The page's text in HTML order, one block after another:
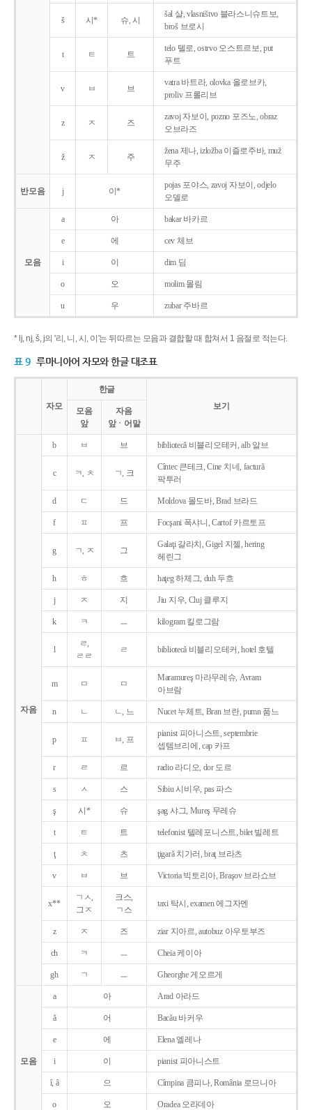
š 시* 슈, 시
šal 샬, vlasništvo 블라스니슈트보,
broš 브로시
t ㅌ 트
telo 텔로, ostrvo 오스트르보, put
푸트
v ㅂ 브
vatra 바트라, olovka 올로브카,
proliv 프롤리브
z ㅈ 즈
zavoj 자보이, pozno 포즈노, obraz
오브라즈
ž ㅈ 주
žena 제나, izložba 이즐로주바, muž
무주
반모음 j 이*
pojas 포야스, zavoj 자보이, odjelo
오델로
모음
a 아 bakar 바카르
e 에 cev 체브
i 이 dim 딤
o 오 molim 몰림
u 우 zubar 주바르
* lj, nj, š, j의 '리, 니, 시, 이'는 뒤따르는 모음과 결합할 때 합쳐서 1 음절로 적는다.
표 9 루마니아어 자모와 한글 대조표
자모
한글
보기
모음
앞
자음
앞ㆍ어말
자음
b ㅂ 브 bibliotecǎ 비블리오테커, alb 알브
c ㅋ, ㅊ ㄱ, 크
Cîntec 큰테크, Cine 치네, facturǎ
팍투러
d ㄷ 드 Moldova 몰도바, Brad 브라드
f ㅍ 프 Focşani 폭샤니, Cartof 카르토프
g ㄱ, ㅈ 그
Galaţi 갈라치, Gigel 지젤, hering
헤린그
h ㅎ 흐 haţeg 하체그, duh 두흐
j ㅈ 지 Jiu 지우, Cluj 클루지
k ㅋ ㅡ kilogram 킬로그람
l
ㄹ,
ㄹㄹ
ㄹ bibliotecǎ 비블리오테커, hotel 호텔
m ㅁ ㅁ
Maramureş 마라무레슈, Avram
아브람
n ㄴ ㄴ, 느 Nucet 누체트, Bran 브란, pumn 품느
p ㅍ ㅂ, 프
pianist 피아니스트, septembrie
셉템브리에, cap 카프
r ㄹ 르 radio 라디오, dor 도르
s ㅅ 스 Sibiu 시비우, pas 파스
ş 시* 슈 şag 샤그, Mureş 무레슈
t ㅌ 트 telefonist 텔레포니스트, bilet 빌레트
ţ ㅊ 츠 ţigarǎ 치가러, braţ 브라츠
v ㅂ 브 Victoria 빅토리아, Braşov 브라쇼브
x**
ㄱㅅ,
그ㅈ
크스,
ㄱ스
taxi 탁시, examen 에그자멘
z ㅈ 즈 ziar 지아르, autobuz 아우토부즈
ch ㅋ ㅡ Cheia 케이아
gh ㄱ ㅡ Gheorghe 게오르게
모음
a 아 Arad 아라드
ǎ 어 Bacǎu 바커우
e 에 Elena 엘레나
i 이 pianist 피아니스트
î, â 으 Cîmpina 큼피나, România 로므니아
o 오 Oradea 오라데아